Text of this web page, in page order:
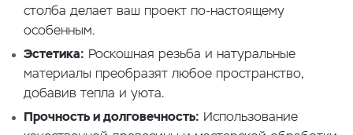
столба делает ваш проект по-настоящему
особенным.
Эстетика: Роскошная резьба и натуральные
материалы преобразят любое пространство,
добавив тепла и уюта.
Прочность и долговечность: Использование